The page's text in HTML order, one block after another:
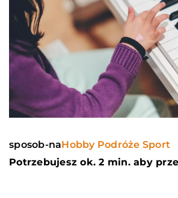
sposob-naHobby Podróże Sport
Potrzebujesz ok. 2 min. aby